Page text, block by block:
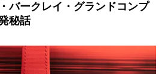
バークレイ・グランドコンプ
秘話